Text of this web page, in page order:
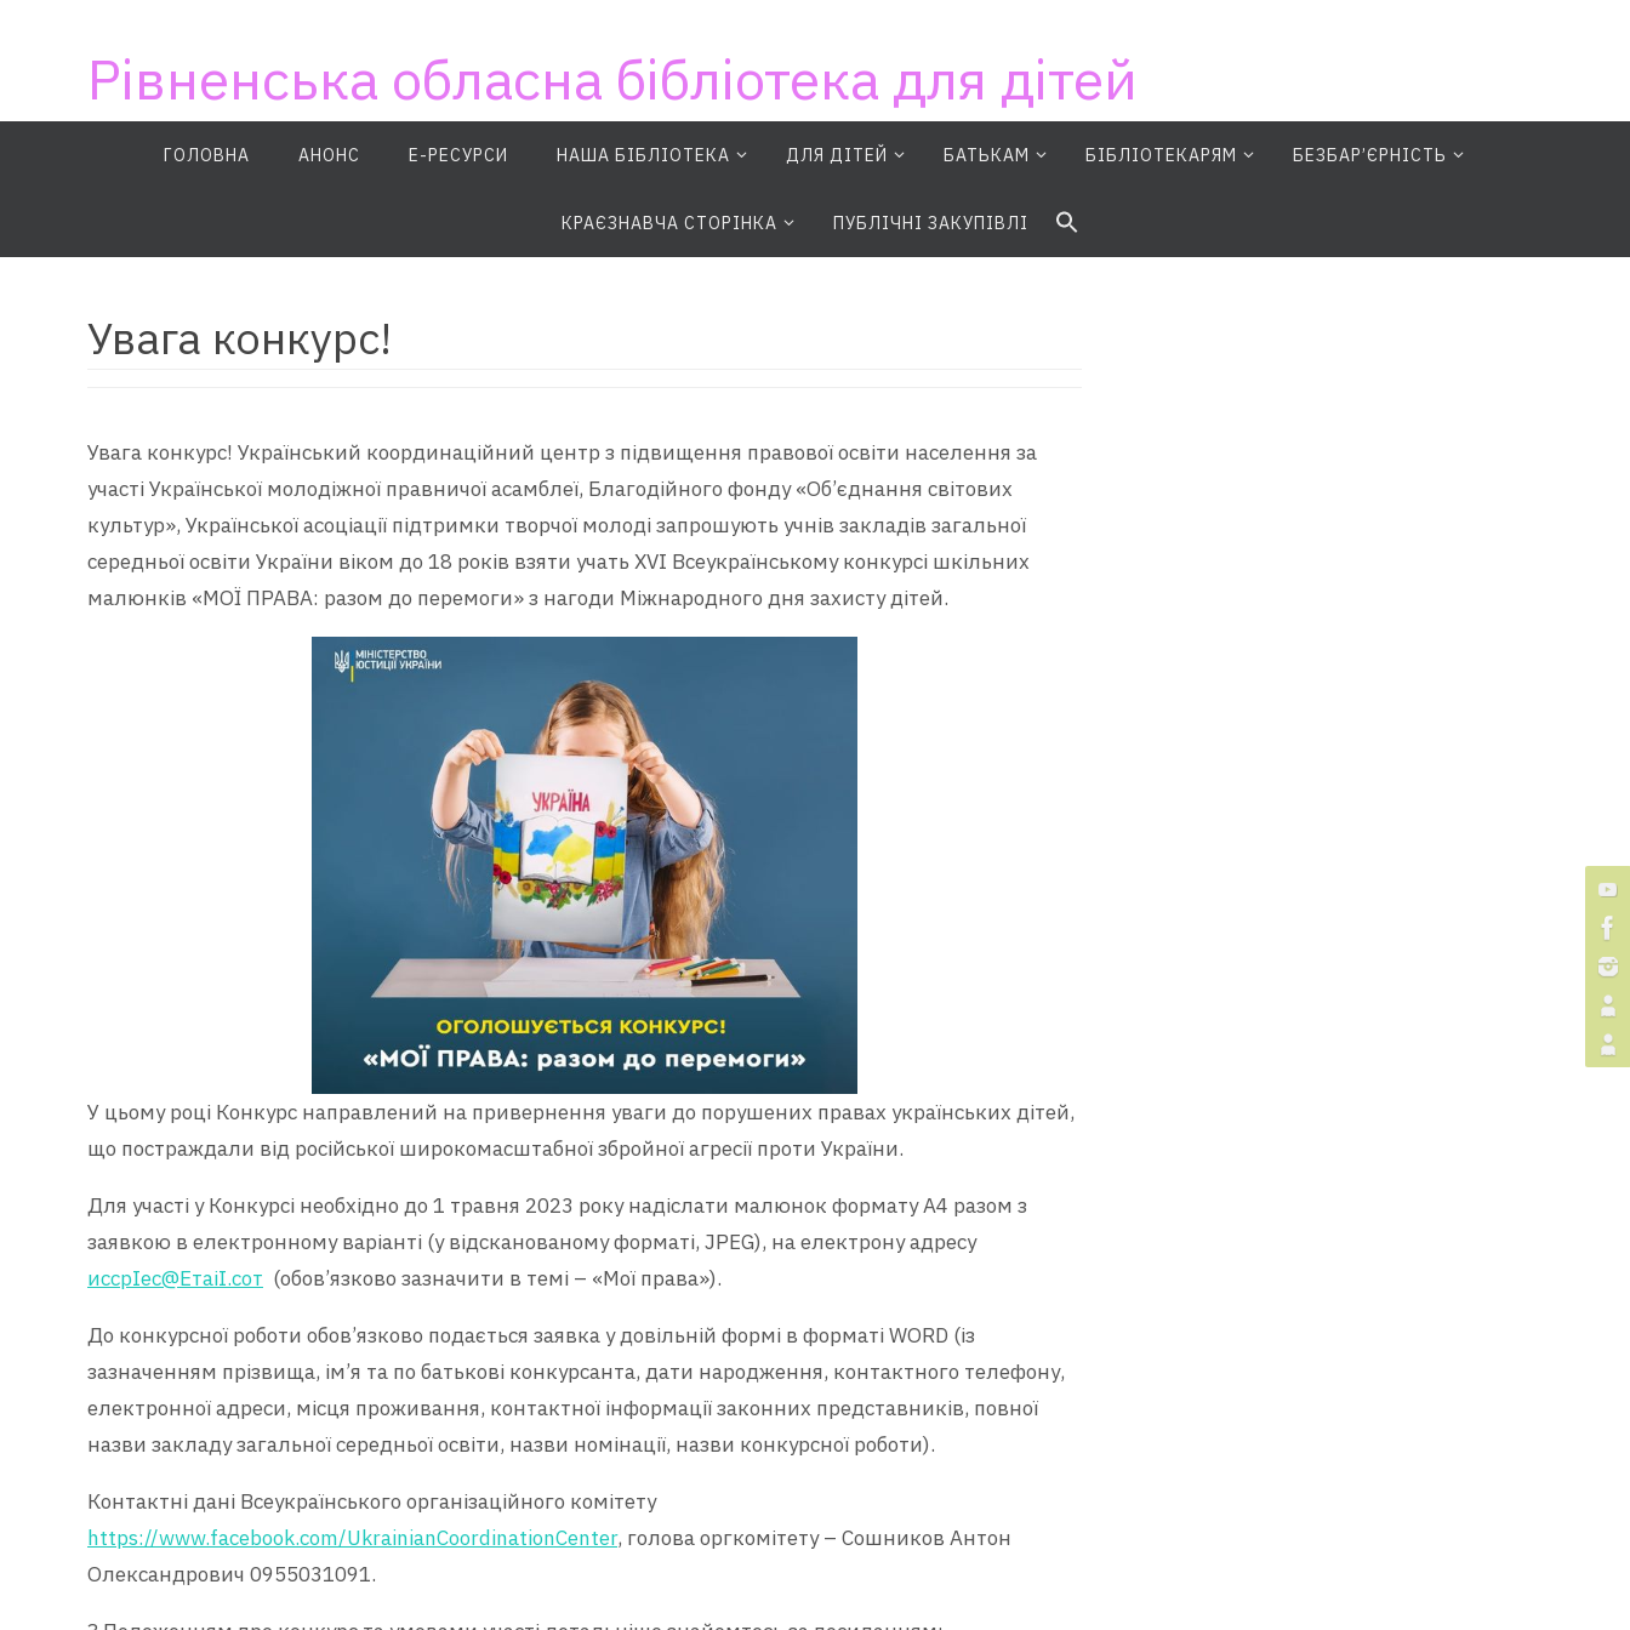
Рівненська обласна бібліотека для дітей
ГОЛОВНА АНОНС E-РЕСУРСИ НАША БІБЛІОТЕКА ДЛЯ ДІТЕЙ БАТЬКАМ БІБЛІОТЕКАРЯМ БЕЗБАР’ЄРНІСТЬ
КРАЄЗНАВЧА СТОРІНКА ПУБЛІЧНІ ЗАКУПІВЛІ
Увага конкурс!
Увага конкурс! Український координаційний центр з підвищення правової освіти населення за
участі Української молодіжної правничої асамблеї, Благодійного фонду «Об’єднання світових
культур», Української асоціації підтримки творчої молоді запрошують учнів закладів загальної
середньої освіти України віком до 18 років взяти учать XVI Всеукраїнському конкурсі шкільних
малюнків «МОЇ ПРАВА: разом до перемоги» з нагоди Міжнародного дня захисту дітей.
У цьому році Конкурс направлений на привернення уваги до порушених правах українських дітей,
що постраждали від російської широкомасштабної збройної агресії проти України.
Для участі у Конкурсі необхідно до 1 травня 2023 року надіслати малюнок формату А4 разом з
заявкою в електронному варіанті (у відсканованому форматі, JPEG), на електрону адресу
иссрІес@ЕтаіІ.сот (обов’язково зазначити в темі – «Мої права»).
До конкурсної роботи обов’язково подається заявка у довільній формі в форматі WORD (із
зазначенням прізвища, ім’я та по батькові конкурсанта, дати народження, контактного телефону,
електронної адреси, місця проживання, контактної інформації законних представників, повної
назви закладу загальної середньої освіти, назви номінації, назви конкурсної роботи).
Контактні дані Всеукраїнського організаційного комітeту
https://www.facebook.com/UkrainianCoordinationCenter, голова оргкомітету – Сошников Антон
Олександрович 0955031091.